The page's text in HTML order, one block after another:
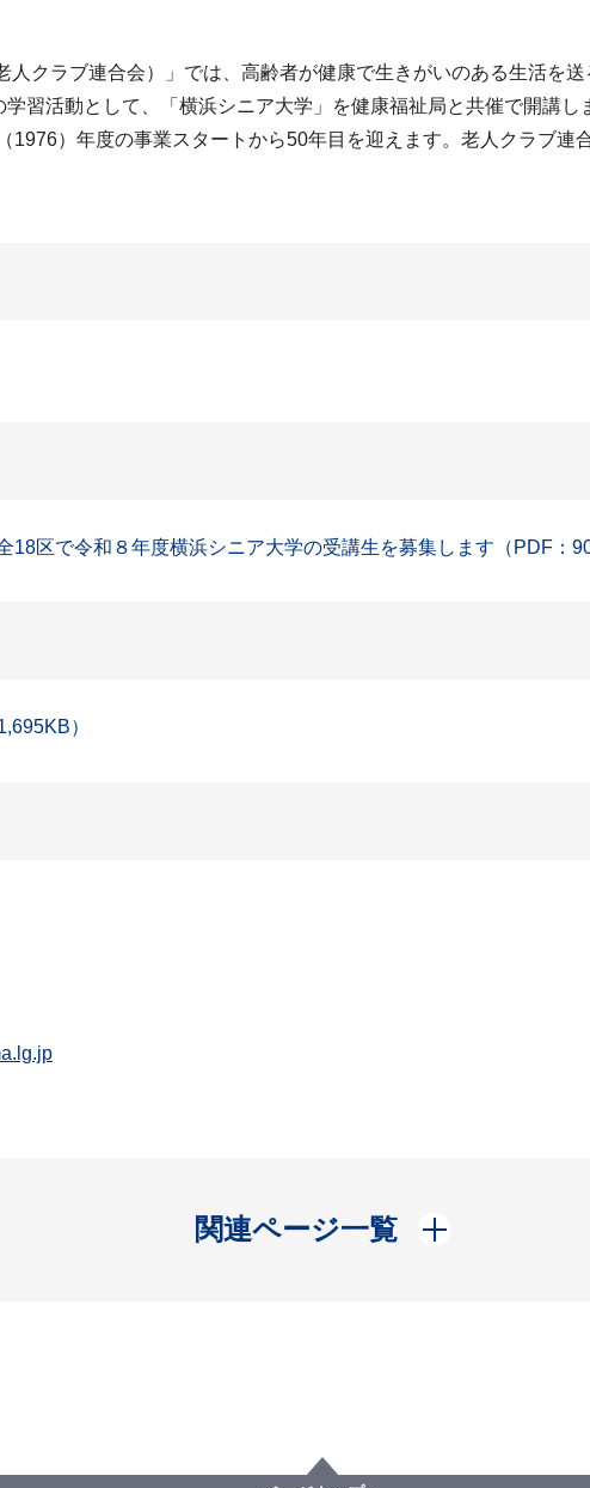
人クラブ連合会）」では、高齢者が健康で生きがいのある生活を
習活動として、「横浜シニア大学」を健康福祉局と共催で開講し
1976）年度の事業スタートから50年目を迎えます。老人クラブ連
18区で令和８年度横浜シニア大学の受講生を募集します（PDF：
）
関連ページ一覧
開く